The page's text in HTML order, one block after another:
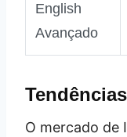
English
Avançado
O mercado de